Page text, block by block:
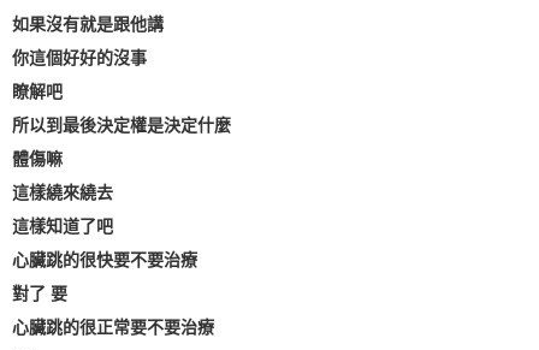
如果沒有就是跟他講
你這個好好的沒事
瞭解吧
所以到最後決定權是決定什麼
體傷嘛
這樣繞來繞去
這樣知道了吧
心臟跳的很快要不要治療
對了 要
心臟跳的很正常要不要治療